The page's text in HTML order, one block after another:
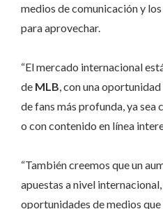
medios de comunicación y
para aprovechar.
“El mercado internacional
de MLB, con una
de fans más profunda, ya sea
o con contenido en línea
“También creemos que un
apuestas a nivel
oportunidades de medios